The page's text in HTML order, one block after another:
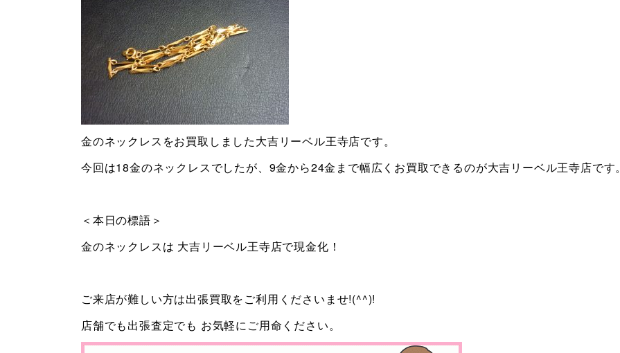
金のネックレスをお買取しました大吉リーベル王寺店です。
今回は18金のネックレスでしたが、9金から24金まで幅広くお買取できるのが大吉リーベル王寺店です。
＜本日の標語＞
金のネックレスは 大吉リーベル王寺店で現金化！
ご来店が難しい方は出張買取をご利用くださいませ!(^^)!
店舗でも出張査定でも お気軽にご用命ください。